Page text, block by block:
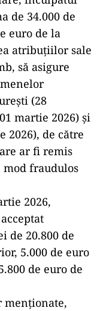
de 34.000 de
euro de la
atribuțiilor sale
să asigure
(28
martie 2026) și
2026), de către
ar fi remis
mod fraudulos
2026,
20.800 de
5.000 de euro
de euro de
menționate,